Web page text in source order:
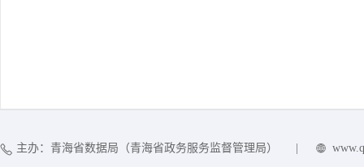
主办：青海省数据局（青海省政务服务监督管理局）